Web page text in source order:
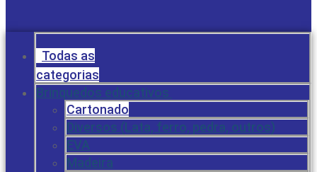
Todas as
categorias
Brinquedos educativos
Cartonado
Diversos (Lata, ferro, pedra, outros)
EVA
Madeira